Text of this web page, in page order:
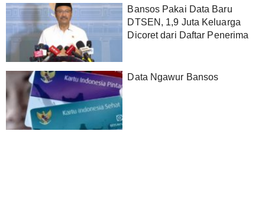
Bansos Pakai Data Baru
DTSEN, 1,9 Juta Keluarga
Dicoret dari Daftar Penerima
Data Ngawur Bansos